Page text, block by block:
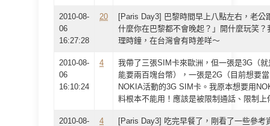
2010-08-
06
16:27:28
20
[Paris Day3] 巴黎時間早上八點左右，老公
什麼你在巴黎都不會晚起？」開什麼玩笑
理時鐘，在台灣會有時差咩～
2010-08-
06
16:10:24
4
我帶了三張SIM卡來歐洲，但一張是3G（
能要兩百塊台幣），一張是2G（目前想要
NOKIA活動的3G SIM卡。我原本想要用
料根本不能用！應該是被限制通話、限制
2010-08-
4
[Paris Day3] 吃完早餐了，剛看了一些參考